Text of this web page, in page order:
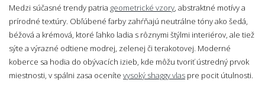
Medzi súčasné trendy patria geometrické vzory , abstraktné motívy a
prírodné textúry. Obľúbené farby zahŕňajú neutrálne tóny ako šedá,
béžová a krémová, ktoré ľahko ladia s rôznymi štýlmi interiérov, ale tiež
sýte a výrazné odtiene modrej, zelenej či terakotovej. Moderné
koberce sa hodia do obývacích izieb, kde môžu tvoriť ústredný prvok
miestnosti, v spálni zasa oceníte vysoký shaggy vlas pre pocit útulnosti.